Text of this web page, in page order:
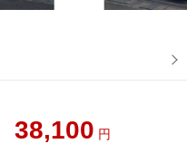
38,100 円